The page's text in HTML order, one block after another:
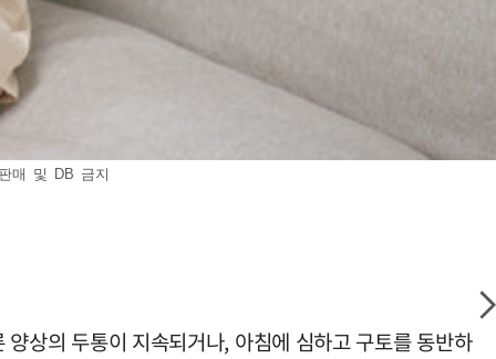
매 및 DB 금지
상의 두통이 지속되거나, 아침에 심하고 구토를 동반하